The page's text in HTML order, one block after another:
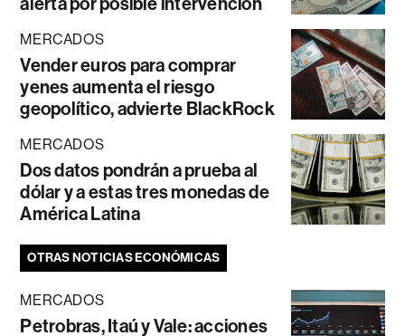
MERCADOS
Vender euros para comprar
yenes aumenta el riesgo
geopolítico, advierte BlackRock
MERCADOS
Dos datos pondrán a prueba al
dólar y a estas tres monedas de
América Latina
OTRAS NOTICIAS ECONÓMICAS
MERCADOS
Petrobras, Itaú y Vale: acciones